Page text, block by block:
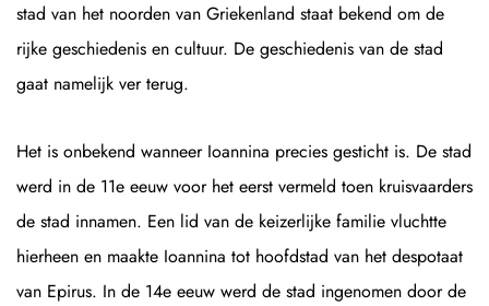
stad van het noorden van Griekenland staat bekend om de
rijke geschiedenis en cultuur. De geschiedenis van de stad
gaat namelijk ver terug.
Het is onbekend wanneer Ioannina precies gesticht is. De stad
werd in de 11e eeuw voor het eerst vermeld toen kruisvaarders
de stad innamen. Een lid van de keizerlijke familie vluchtte
hierheen en maakte Ioannina tot hoofdstad van het despotaat
van Epirus. In de 14e eeuw werd de stad ingenomen door de